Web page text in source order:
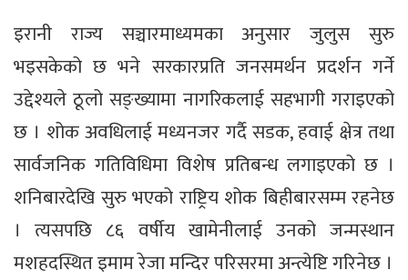
इरानी राज्य सञ्चारमाध्यमका अनुसार जुलुस सुरु
भइसकेको छ भने सरकारप्रति जनसमर्थन प्रदर्शन गर्ने
उद्देश्यले ठूलो सङ्ख्यामा नागरिकलाई सहभागी गराइएको
छ । शोक अवधिलाई मध्यनजर गर्दै सडक, हवाई क्षेत्र तथा
सार्वजनिक गतिविधिमा विशेष प्रतिबन्ध लगाइएको छ ।
शनिबारदेखि सुरु भएको राष्ट्रिय शोक बिहीबारसम्म रहनेछ
। त्यसपछि ८६ वर्षीय खामेनीलाई उनको जन्मस्थान
मशहदस्थित इमाम रेजा मन्दिर परिसरमा अन्त्येष्टि गरिनेछ ।